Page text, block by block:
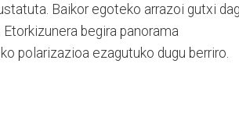
Baikor egoteko arrazoi gutxi
begira panorama
polarizazioa ezagutuko dugu berriro.